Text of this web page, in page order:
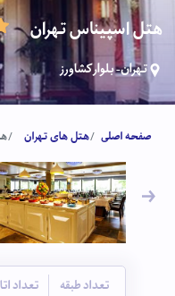
هتل اسپیناس تهران
تهران- بلوار کشاورز
صفحه اصلی هتل های تهران
تعداد طبقه تعداد